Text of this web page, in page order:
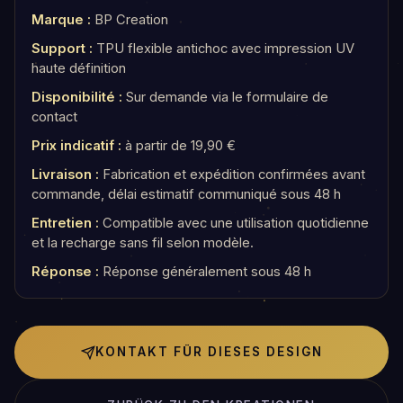
Marque : BP Creation
Support : TPU flexible antichoc avec impression UV
haute définition
Disponibilité : Sur demande via le formulaire de
contact
Prix indicatif : à partir de 19,90 €
Livraison : Fabrication et expédition confirmées avant
commande, délai estimatif communiqué sous 48 h
Entretien : Compatible avec une utilisation quotidienne
et la recharge sans fil selon modèle.
Réponse : Réponse généralement sous 48 h
KONTAKT FÜR DIESES DESIGN